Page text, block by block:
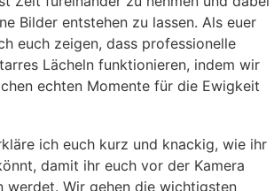
Bilder entstehen zu lassen. Als euer
euch zeigen, dass professionelle
Lächeln funktionieren, indem wir
echten Momente für die Ewigkeit
ich euch kurz und knackig, wie ihr
damit ihr euch vor der Kamera
werdet. Wir gehen die wichtigsten